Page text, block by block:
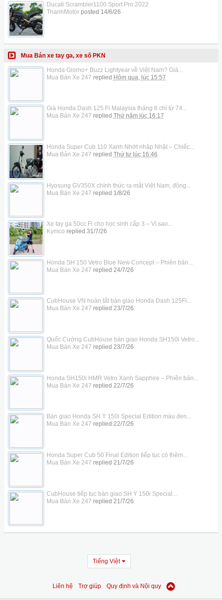
Ducati Scrambler1100 Sport Pro 2022
ThanhMotorposted 14/6/26
Mua Bán xe tay ga, xe số PKN
Honda Giorno+ Buzz Lightyear về Việt Nam? Giá...
Mua Bán Xe 247 replied Hôm qua, lúc 15:57
Giá Honda Dash 125 Fi Malaysia tháng 8 chỉ từ 74...
Mua Bán Xe 247 replied Thứ năm lúc 16:17
Honda Super Cub 110 Xanh Nhớt nhập Nhật – Chiếc...
Mua Bán Xe 247 replied Thứ tư lúc 16:46
Hyosung GV350X chính thức ra mắt Việt Nam, động...
Mua Bán Xe 247 replied 1/8/26
Xe tay ga 50cc Fi cho học sinh cấp 3 – Vì sao...
Kymco replied 31/7/26
Honda SH 150 Vetro Blue New Concept – Phiên bản...
Mua Bán Xe 247 replied 24/7/26
CubHouse VN hoàn tất bàn giao Honda Dash 125Fi...
Mua Bán Xe 247 replied 23/7/26
Quốc Cường CubHouse bàn giao Honda SH150i Vetro...
Mua Bán Xe 247 replied 23/7/26
Honda SH150i HMR Vetro Xanh Sapphire – Phiên bản...
Mua Bán Xe 247 replied 22/7/26
Bàn giao Honda SH Ý 150i Special Edition màu đen...
Mua Bán Xe 247 replied 22/7/26
Honda Super Cub 50 Final Edition tiếp tục có thêm...
Mua Bán Xe 247 replied 21/7/26
CubHouse tiếp tục bàn giao SH Ý 150i Special...
Mua Bán Xe 247 replied 21/7/26
Tiếng Việt
Liên hệ Trợ giúp Quy định và Nội quy